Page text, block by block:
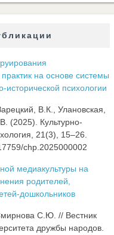
на основе системы
исторической психологии
В.К., Улановская,
(2025). Культурно-
21(3), 15–26.
chp.2025000002
медиакультуры на
родителей,
дошкольников
С.Ю. // Вестник
дружбы народов.